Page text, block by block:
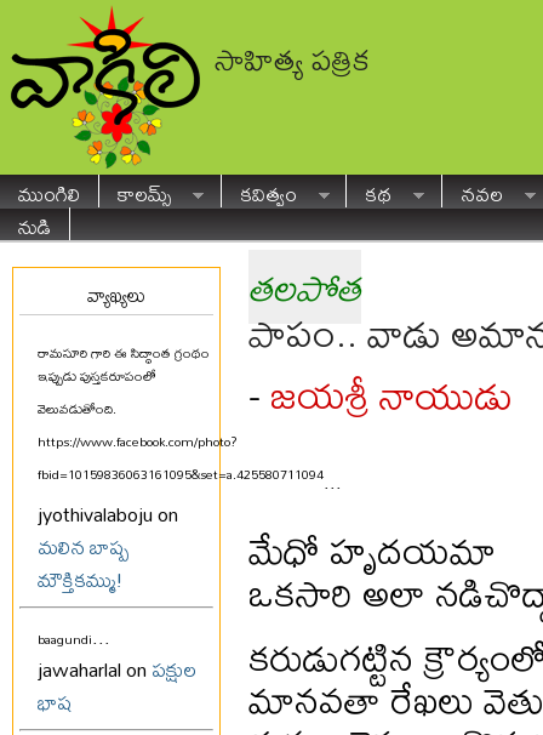
సాహిత్య పత్రిక
ముంగిలి కాలమ్స్ కవిత్వం కథ
నవల
నుడి
వ్యాఖ్యలు
రామసూరి గారి ఈ సిద్ధాంత గ్రంథం
ఇప్పుడు పుస్తకరూపంలో
వెలువడుతోంది.
https://www.facebook.com/photo?
fbid=10159836063161095&set=a.425580711094...
jyothivalaboju on
మలిన బాష్ప
మౌక్తికమ్ము!
baagundi...
jawaharlal onపక్షుల
భాష
తలపోత
పాపం.. వాడు
-జయశ్రీ నాయుడు
మేధో హృదయమా
ఒకసారి అలా
కరుడుగట్టిన
మానవతా రేఖలు